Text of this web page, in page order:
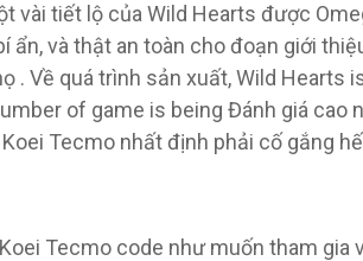
vài tiết lộ của Wild Hearts được
ẩn, và thật an toàn cho đoạn giới
. Về quá trình sản xuất, Wild Hearts
of game is being Đánh giá cao
Koei Tecmo nhất định phải cố gắng
Tecmo code như muốn tham gia